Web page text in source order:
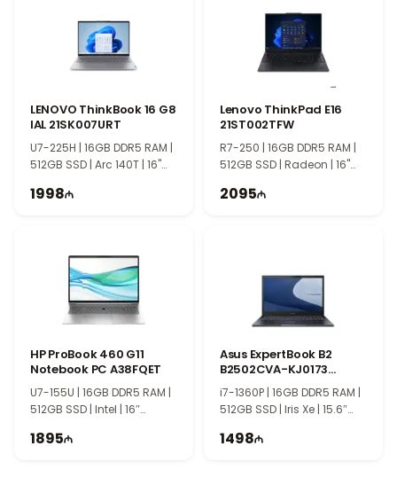
LENOVO ThinkBook 16 G8
IAL 21SK007URT
U7-225H | 16GB DDR5 RAM |
512GB SSD | Arc 140T | 16"
1998
Lenovo ThinkPad E16
21ST002TFW
R7-250 | 16GB DDR5 RAM |
512GB SSD | Radeon | 16"
2095
HP ProBook 460 G11
Notebook PC A38FQET
U7-155U | 16GB DDR5 RAM |
512GB SSD | Intel | 16″
1895
Asus ExpertBook B2
B2502CVA-KJ0173
90NX06F1-M00620
i7-1360P | 16GB DDR5 RAM |
512GB SSD | Iris Xe | 15.6″
1498